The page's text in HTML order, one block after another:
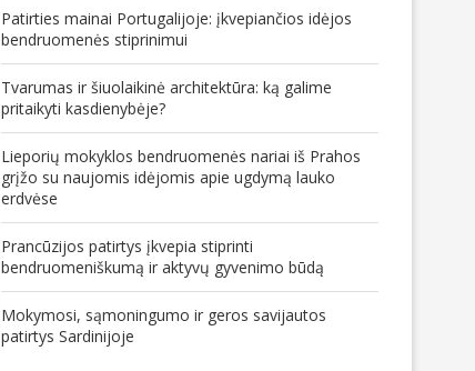
Patirties mainai Portugalijoje: įkvepiančios idėjos
bendruomenės stiprinimui
Tvarumas ir šiuolaikinė architektūra: ką galime
pritaikyti kasdienybėje?
Lieporių mokyklos bendruomenės nariai iš Prahos
grįžo su naujomis idėjomis apie ugdymą lauko
erdvėse
Prancūzijos patirtys įkvepia stiprinti
bendruomeniškumą ir aktyvų gyvenimo būdą
Mokymosi, sąmoningumo ir geros savijautos
patirtys Sardinijoje